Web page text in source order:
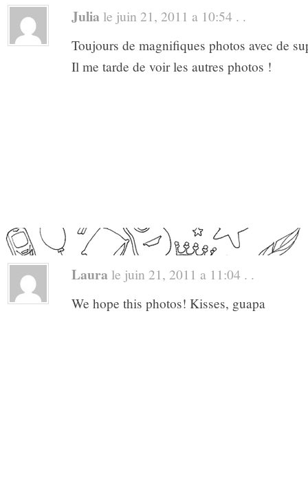
Julia le juin 21, 2011 a 10:54 . .
Toujours de magnifiques photos avec de
Il me tarde de voir les autres photos !
Laura le juin 21, 2011 a 11:04 . .
We hope this photos! Kisses, guapa